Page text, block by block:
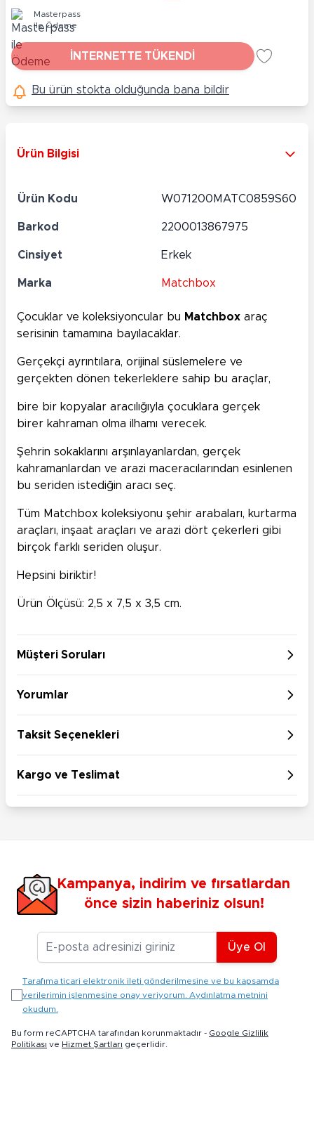
Masterpass
ile Ödeme
İNTERNETTE TÜKENDİ
Bu ürün stokta olduğunda bana bildir
Ürün Bilgisi
Ürün Kodu W071200MATC0859S60
Barkod 2200013867975
Cinsiyet Erkek
Marka Matchbox
Çocuklar ve koleksiyoncular bu Matchbox araç
serisinin tamamına bayılacaklar.
Gerçekçi ayrıntılara, orijinal süslemelere ve
gerçekten dönen tekerleklere sahip bu araçlar,
bire bir kopyalar aracılığıyla çocuklara gerçek
birer kahraman olma ilhamı verecek.
Şehrin sokaklarını arşınlayanlardan, gerçek
kahramanlardan ve arazi maceracılarından esinlenen
bu seriden istediğin aracı seç.
Tüm Matchbox koleksiyonu şehir arabaları, kurtarma
araçları, inşaat araçları ve arazi dört çekerleri gibi
birçok farklı seriden oluşur.
Hepsini biriktir!
Ürün Ölçüsü: 2,5 x 7,5 x 3,5 cm.
Müşteri Soruları
Yorumlar
Taksit Seçenekleri
Kargo ve Teslimat
Kampanya, indirim ve fırsatlardan
önce sizin haberiniz olsun!
E-posta Adresiniz
Üye Ol
Tarafıma ticari elektronik ileti gönderilmesine ve bu kapsamda
verilerimin işlenmesine onay veriyorum. Aydınlatma metnini
okudum.
Bu form reCAPTCHA tarafından korunmaktadır - Google Gizlilik
Politikası ve Hizmet Şartları geçerlidir.